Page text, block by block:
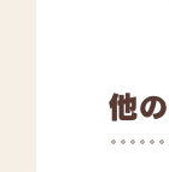
他